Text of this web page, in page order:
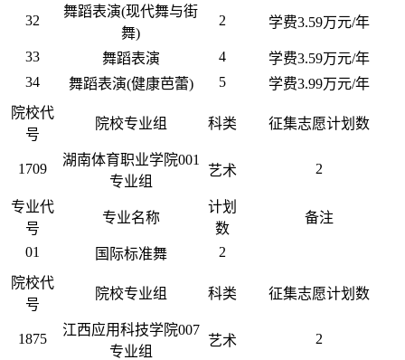
32
舞蹈表演(现代舞与街
舞)
2 学费3.59万元/年
33 舞蹈表演 4
学费3.59万元/年
34
舞蹈表演(健康芭蕾) 5
学费3.99万元/年
院校代
号
院校专业组 科类 征集志愿计划数
1709
湖南体育职业学院001
专业组
艺术 2
专业代
号
专业名称
计划
数
备注
01 国际标准舞
2
院校代
号
院校专业组 科类 征集志愿计划数
1875
江西应用科技学院007
专业组
艺术 2